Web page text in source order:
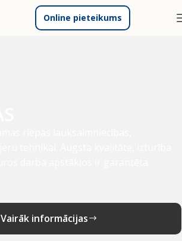
Online pieteikums
Vairāk informācijas